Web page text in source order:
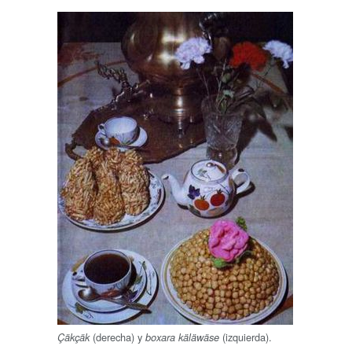
Çäkçäk(derecha) y boxara käläwäse (izquierda).